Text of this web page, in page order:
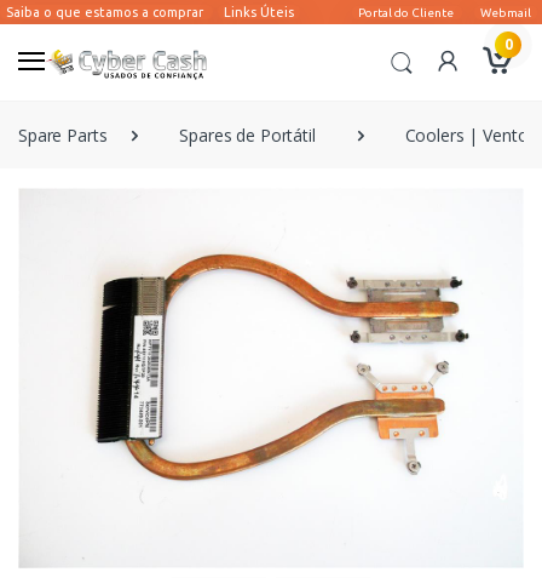
0
Spare Parts Spares de Portátil Coolers |